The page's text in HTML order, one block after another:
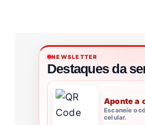
NEWSLETTER
Destaques da
Aponte a
Escaneie o
celular.